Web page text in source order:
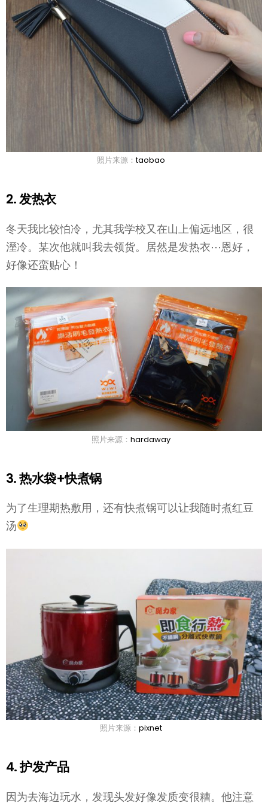
照片来源：taobao
2. 发热衣
冬天我比较怕冷，尤其我学校又在山上偏远地区，很
溼冷。某次他就叫我去领货。居然是发热衣⋯恩好，
好像还蛮贴心！
照片来源： hardaway
3. 热水袋+快煮锅
为了生理期热敷用，还有快煮锅可以让我随时煮红豆
汤
照片来源： pixnet
4. 护发产品
因为去海边玩水，发现头发好像发质变很糟。他注意